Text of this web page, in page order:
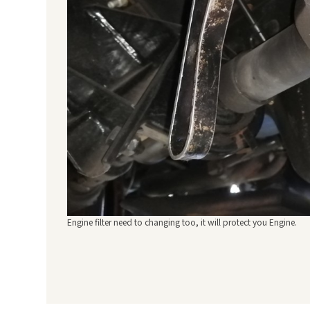
Engine filter need to changing too, it will protect you Engine.